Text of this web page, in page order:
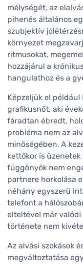
mélységét, az
pihenés általános
szubjektív
környezet
ritmusokat,
hozzájárul a
hangulathoz és a
Képzeljük el
grafikusnőt, aki
fáradtan ébredt,
probléma nem az
minőségében. A
kettőkor is
függönyök nem
partnere horkolása
néhány egyszerű
telefont a
elteltével már
története nem
Az alvási szokások
megváltoztatása